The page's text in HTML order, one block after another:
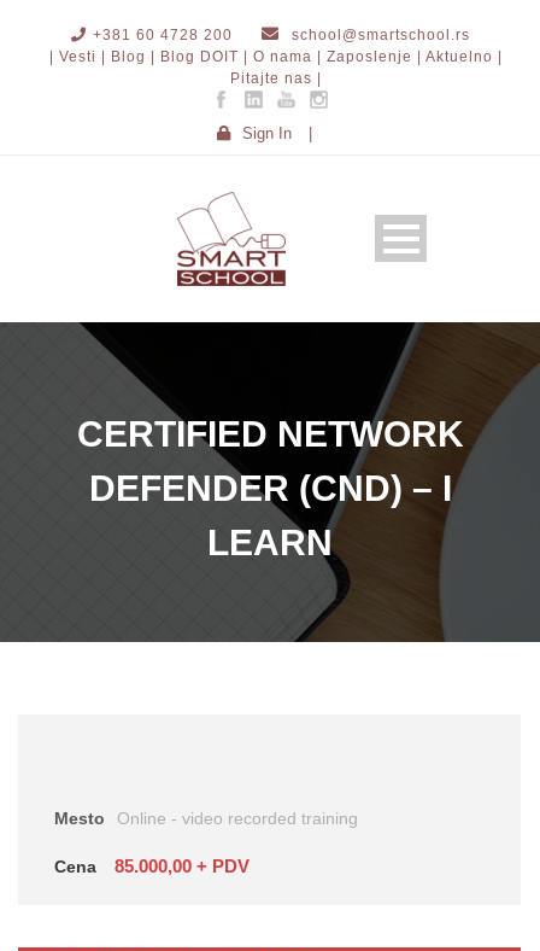
+381 60 4728 200
school@smartschool.rs
| Vesti |
Blog | Blog DOIT | O nama | Zaposlenje |
Aktuelno |
Pitajte nas |
Sign In
CERTIFIED NETWORK
DEFENDER (CND) – I
LEARN
Mesto Online - video recorded training
Cena 85.000,00 + PDV